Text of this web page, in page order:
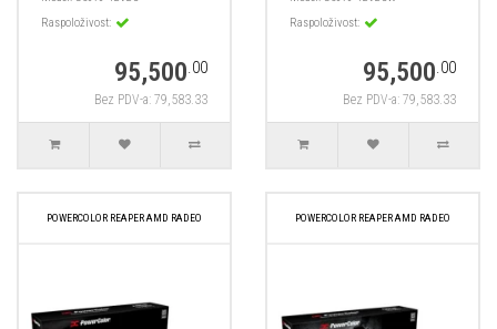
Raspoloživost:
95,500.00
Bez PDV-a: 79,583.33
Raspoloživost:
95,500.00
Bez PDV-a: 79,583.33
POWERCOLOR REAPER AMD RADEO POWERCOLOR REAPER AMD RADEO